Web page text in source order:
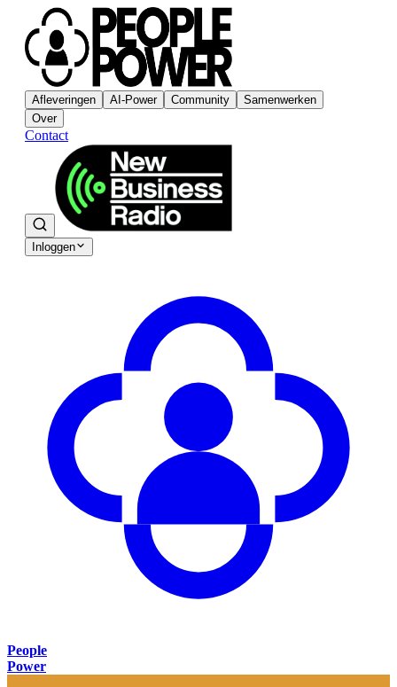
Afleveringen AI-Power Community
Samenwerken
Over
Contact
Inloggen
People
Power